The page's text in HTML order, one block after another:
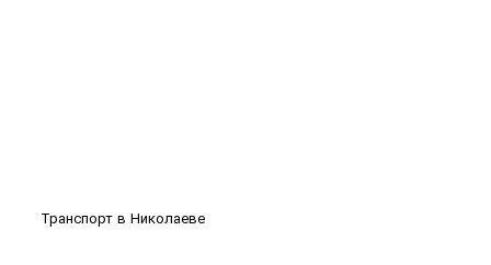
Транспорт в Николаеве